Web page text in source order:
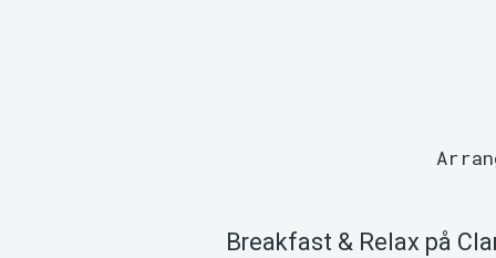
Breakfast & Relax på